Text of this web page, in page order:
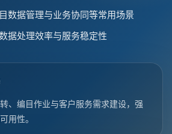
数据管理与业务协同等常用场景
据处理效率与服务稳定性
、编目作业与客户服务需求建设，强
用性。